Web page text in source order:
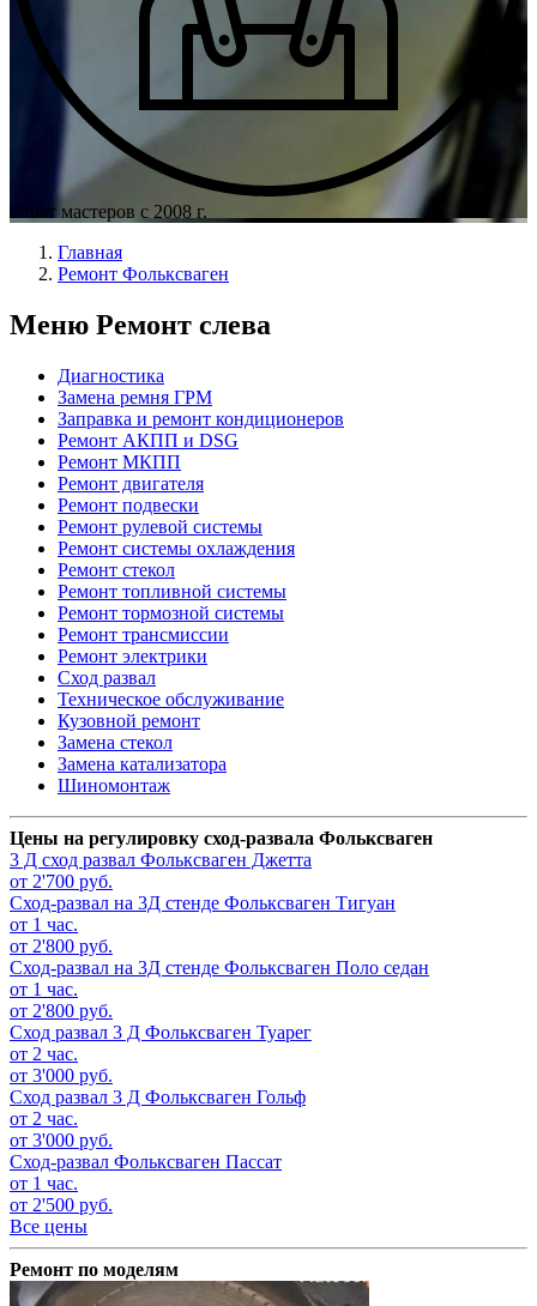
Опыт мастеров с 2008 г.
Главная
Ремонт Фольксваген
Меню Ремонт слева
Диагностика
Замена ремня ГРМ
Заправка и ремонт кондиционеров
Ремонт АКПП и DSG
Ремонт МКПП
Ремонт двигателя
Ремонт подвески
Ремонт рулевой системы
Ремонт системы охлаждения
Ремонт стекол
Ремонт топливной системы
Ремонт тормозной системы
Ремонт трансмиссии
Ремонт электрики
Сход развал
Техническое обслуживание
Кузовной ремонт
Замена стекол
Замена катализатора
Шиномонтаж
Цены на регулировку сход-развала Фольксваген
3 Д сход развал Фольксваген Джетта
от 2'700 руб.
Сход-развал на 3Д стенде Фольксваген Тигуан
от 1 час.
от 2'800 руб.
Сход-развал на 3Д стенде Фольксваген Поло седан
от 1 час.
от 2'800 руб.
Сход развал 3 Д Фольксваген Туарег
от 2 час.
от 3'000 руб.
Сход развал 3 Д Фольксваген Гольф
от 2 час.
от 3'000 руб.
Сход-развал Фольксваген Пассат
от 1 час.
от 2'500 руб.
Все цены
Ремонт по моделям